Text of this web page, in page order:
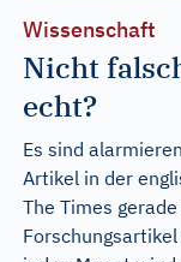
Wissenschaft
Nicht
echt?
Es sind
Artikel in der
The Times